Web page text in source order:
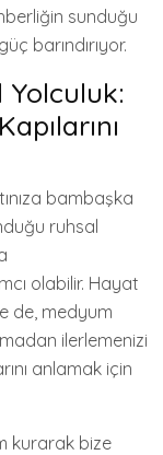
sunduğu
barındırıyor.
bambaşka
ruhsal
olabilir. Hayat
de, medyum
ilerlemenizi
anlamak için
kurarak bize